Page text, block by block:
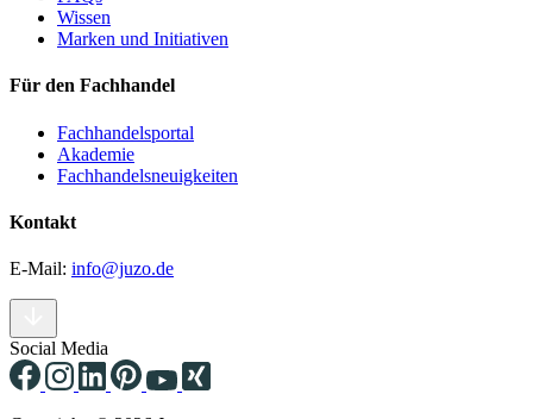
Wissen
Marken und Initiativen
Für den Fachhandel
Fachhandelsportal
Akademie
Fachhandelsneuigkeiten
Kontakt
E-Mail: info@juzo.de
Social Media